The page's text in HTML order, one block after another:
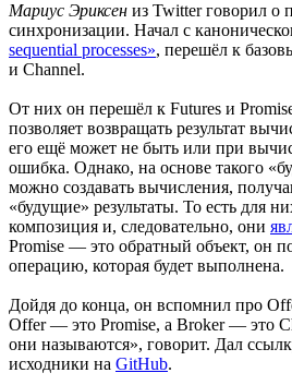
Мариус Эриксен из Twitter говорил о
синхронизации. Начал с
sequential processes», перешёл к
и Channel.
От них он перешёл к Futures и
позволяет возвращать результат
его ещё может не быть или при
ошибка. Однако, на основе такого
можно создавать вычисления,
«будущие» результаты. То есть для
композиция и, следовательно, они
Promise — это обратный объект, он
операцию, которая будет выполнена.
Дойдя до конца, он вспомнил про
Offer — это Promise, а Broker — это
они называются», говорит. Дал
исходники на GitHub.